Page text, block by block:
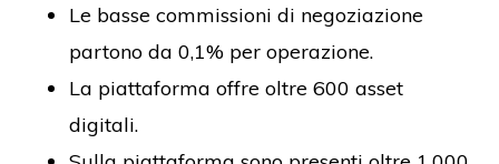
Le basse commissioni di negoziazione
partono da 0,1% per operazione.
La piattaforma offre oltre 600 asset
digitali.